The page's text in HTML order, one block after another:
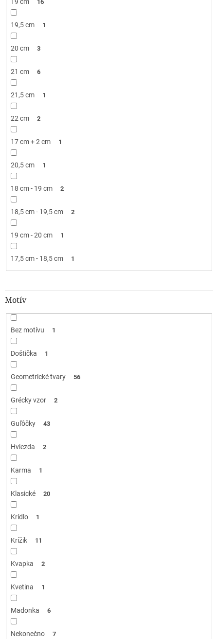
16
19,5 cm 1
20 cm 3
21 cm 6
21,5 cm 1
22 cm 2
17 cm + 2 cm 1
20,5 cm 1
18 cm - 19 cm 2
18,5 cm - 19,5 cm 2
19 cm - 20 cm 1
17,5 cm - 18,5 cm 1
Motív
Bez motívu 1
Doštička 1
Geometrické tvary 56
Grécky vzor 2
Guľôčky 43
Hviezda 2
Karma 1
Klasické 20
Krídlo 1
Krížik 11
Kvapka 2
Kvetina 1
Madonka 6
Nekonečno 7